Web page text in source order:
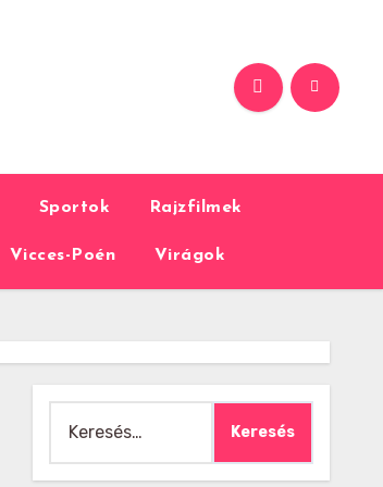
Sportok Rajzfilmek
Vicces-Poén Virágok